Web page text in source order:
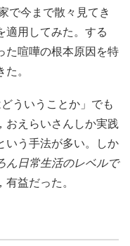
で今まで散々見てき
適用してみた。する
た喧嘩の根本原因を特
。
ういうことか」でも
おえらいさんしか実践
いう手法が多い。しか
ん日常生活のレベルで
益だった。